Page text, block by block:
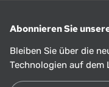
Abonnieren Sie
Bleiben Sie über die
Technologien auf dem